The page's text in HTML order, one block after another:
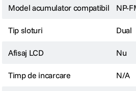
Model acumulator compatibil NP-
Tip sloturi Dual
Afisaj LCD Nu
Timp de incarcare N/A